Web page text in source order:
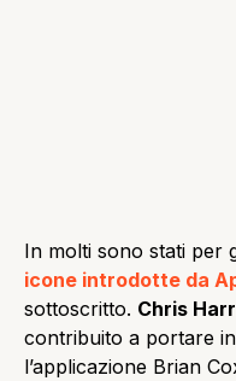
In molti sono stati per
icone introdotte da
sottoscritto. Chris
contribuito a portare
l’applicazione Brian